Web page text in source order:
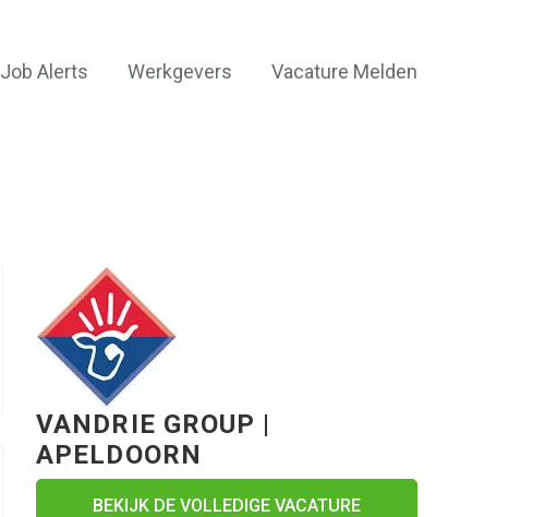
Job Alerts Werkgevers Vacature Melden
VANDRIE GROUP |
APELDOORN
BEKIJK DE VOLLEDIGE VACATURE